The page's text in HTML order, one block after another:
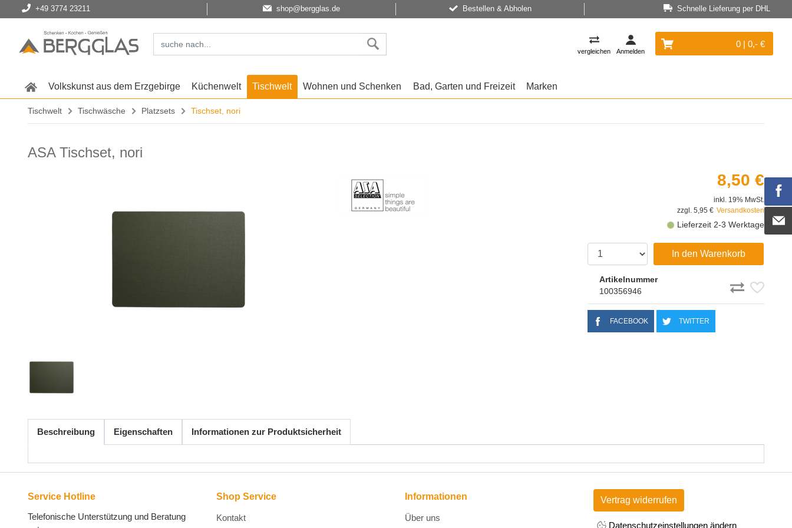
+49 3774 23211 shop@bergglas.de Bestellen & Abholen Schnelle Lieferung per DHL
vergleichen Anmelden
0 | 0,- €
Volkskunst aus dem Erzgebirge Küchenwelt Tischwelt Wohnen und Schenken Bad, Garten und Freizeit Marken
Tischwelt Tischwäsche Platzsets Tischset, nori
ASA Tischset, nori
8,50 €
inkl. 19% MwSt.
zzgl. 5,95 € Versandkosten
Lieferzeit 2-3 Werktage
In den Warenkorb
Artikelnummer
100356946
FACEBOOK TWITTER
Beschreibung Eigenschaften Informationen zur Produktsicherheit
Service Hotline
Telefonische Unterstützung und Beratung
Shop Service
Kontakt
Informationen
Über uns
Vertrag widerrufen
Datenschutzeinstellungen ändern